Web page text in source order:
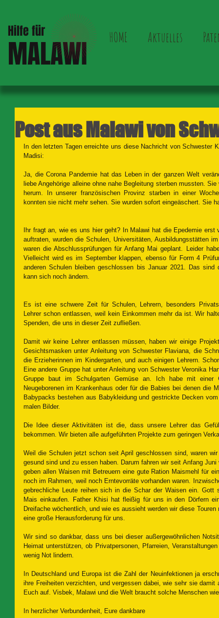
Hilfe für
MALAWI HOME Aktuelles
Post aus Malawi von
In den letzten Tagen erreichte uns diese Nachricht von Schwester
Madisi:
Ja, die Corona Pandemie hat das Leben in der ganzen Welt
liebe Angehörige alleine ohne nahe Begleitung sterben mussten.
herum. In unserer französischen Provinz starben in einer
konnten sie nicht mehr sehen. Sie wurden sofort eingeäschert. Sie
Ihr fragt an, wie es uns hier geht? In Malawi hat die Epedemie
auftraten, wurden die Schulen, Universitäten, Ausbildungsstätten
waren die Abschlussprüfungen für Anfang Mai geplant. Leider
Vielleicht wird es im September klappen, ebenso für Form 4
anderen Schulen bleiben geschlossen bis Januar 2021. Das sind
kann sich noch ändern.
Es ist eine schwere Zeit für Schulen, Lehrern, besonders
Lehrer schon entlassen, weil kein Einkommen mehr da ist. Wir
Spenden, die uns in dieser Zeit zufließen.
Damit wir keine Lehrer entlassen müssen, haben wir einige
Gesichtsmasken unter Anleitung von Schwester Flaviana, die
die Erzieherinnen im Kindergarten, und auch einigen Lehrern.
Eine andere Gruppe hat unter Anleitung von Schwester Veronika
Gruppe baut im Schulgarten Gemüse an. Ich habe mit einer
Neugeborenen im Krankenhaus oder für die Babies bei denen die
Babypacks bestehen aus Babykleidung und gestrickte Decken
malen Bilder.
Die Idee dieser Aktivitäten ist die, dass unsere Lehrer das
bekommen. Wir bieten alle aufgeführten Projekte zum geringen
Weil die Schulen jetzt schon seit April geschlossen sind, waren
gesund sind und zu essen haben. Darum fahren wir seit Anfang
geben allen Waisen mit Betreuern eine gute Ration Maismehl für
noch im Rahmen, weil noch Erntevorräte vorhanden waren.
gebrechliche Leute reihen sich in die Schar der Waisen ein. Gott
Mais einkaufen. Father Khisi hat fleißig für uns in den Dörfern
Dreifache wöchentlich, und wie es aussieht werden wir diese
eine große Herausforderung für uns.
Wir sind so dankbar, dass uns bei dieser außergewöhnlichen
Heimat unterstützen, ob Privatpersonen, Pfarreien,
wenig Not lindern.
In Deutschland und Europa ist die Zahl der Neuinfektionen ja
ihre Freiheiten verzichten, und vergessen dabei, wie sehr sie
Euch auf. Visbek, Malawi und die Welt braucht solche Menschen
In herzlicher Verbundenheit, Eure dankbare